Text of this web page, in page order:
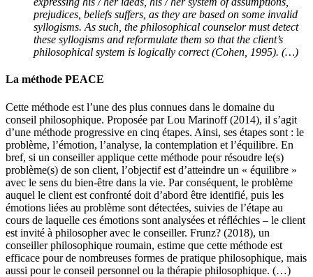
prejudices, beliefs suffers, as they are based on some invalid
syllogisms. As such, the philosophical counselor must detect
these syllogisms and reformulate them so that the client’s
philosophical system is logically correct (Cohen, 1995). (…)
La méthode PEACE
Cette méthode est l’une des plus connues dans le domaine du
conseil philosophique. Proposée par Lou Marinoff (2014), il s’agit
d’une méthode progressive en cinq étapes. Ainsi, ses étapes sont : le
problème, l’émotion, l’analyse, la contemplation et l’équilibre. En
bref, si un conseiller applique cette méthode pour résoudre le(s)
problème(s) de son client, l’objectif est d’atteindre un « équilibre »
avec le sens du bien-être dans la vie. Par conséquent, le problème
auquel le client est confronté doit d’abord être identifié, puis les
émotions liées au problème sont détectées, suivies de l’étape au
cours de laquelle ces émotions sont analysées et réfléchies – le client
est invité à philosopher avec le conseiller. Frunz? (2018), un
conseiller philosophique roumain, estime que cette méthode est
efficace pour de nombreuses formes de pratique philosophique, mais
aussi pour le conseil personnel ou la thérapie philosophique. (…)